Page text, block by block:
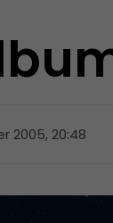
2005, 20:48